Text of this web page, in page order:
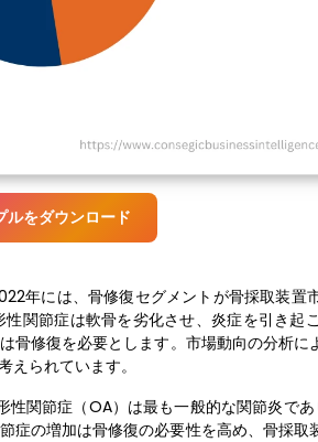
ルをダウンロード
年には、骨修復セグメントが骨採取装置
関節症は軟骨を劣化させ、炎症を引き起
修復を必要とします。市場動向の分析に
られています。
関節症（OA）は最も一般的な関節炎で
症の増加は骨修復の必要性を高め、骨採